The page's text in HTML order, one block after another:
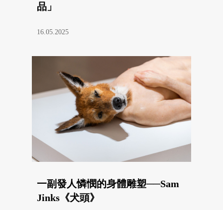
品」
16.05.2025
一副發人憐憫的身體雕塑──Sam
Jinks《犬頭》